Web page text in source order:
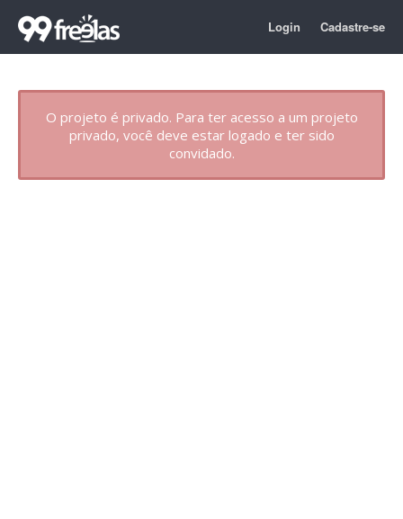
Login Cadastre-se
O projeto é privado. Para ter acesso a um projeto
privado, você deve estar logado e ter sido
convidado.